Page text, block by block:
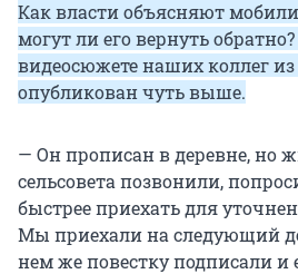
Как власти объясняют
могут ли его вернуть
видеосюжете наших коллег из
опубликован чуть выше.
— Он прописан в деревне, но
сельсовета позвонили,
быстрее приехать для
Мы приехали на следующий
нем же повестку подписали и